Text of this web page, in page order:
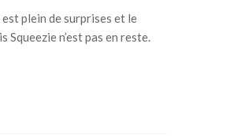
plein de surprises et le
Squeezie n’est pas en reste.